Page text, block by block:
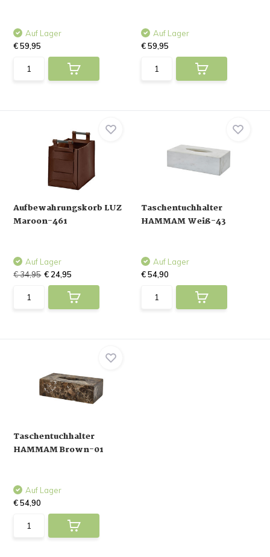
Auf Lager
€ 59,95
Auf Lager
€ 59,95
Aufbewahrungskorb LUZ
Maroon-461
Auf Lager
€ 34,95 € 24,95
Taschentuchhalter
HAMMAM Weiß-43
Auf Lager
€ 54,90
Taschentuchhalter
HAMMAM Brown-01
Auf Lager
€ 54,90